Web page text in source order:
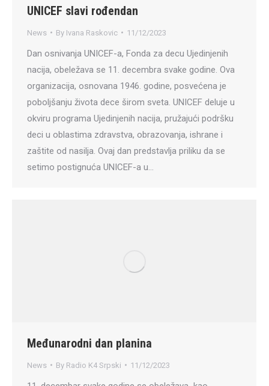
UNICEF slavi rođendan
News By Ivana Raskovic 11/12/2023
Dan osnivanja UNICEF-a, Fonda za decu Ujedinjenih
nacija, obeležava se 11. decembra svake godine. Ova
organizacija, osnovana 1946. godine, posvećena je
poboljšanju života dece širom sveta. UNICEF deluje u
okviru programa Ujedinjenih nacija, pružajući podršku
deci u oblastima zdravstva, obrazovanja, ishrane i
zaštite od nasilja. Ovaj dan predstavlja priliku da se
setimo postignuća UNICEF-a u…
Međunarodni dan planina
News By Radio K4 Srpski 11/12/2023